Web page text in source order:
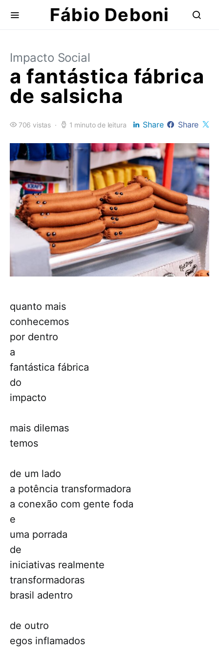
Fábio Deboni
Impacto Social
a fantástica fábrica
de salsicha
706 vistas 1 minuto de leitura Share Share
quanto mais
conhecemos
por dentro
a
fantástica fábrica
do
impacto
mais dilemas
temos
de um lado
a potência transformadora
a conexão com gente foda
e
uma porrada
de
iniciativas realmente
transformadoras
brasil adentro
de outro
egos inflamados